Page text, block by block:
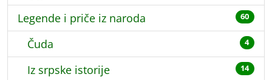
Legende i priče iz naroda 60
Čuda 4
Iz srpske istorije 14